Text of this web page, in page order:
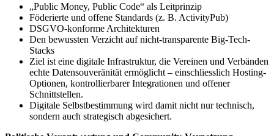
„Public Money, Public Code“ als Leitprinzip
Föderierte und offene Standards (z. B. ActivityPub)
DSGVO-konforme Architekturen
Den bewussten Verzicht auf nicht-transparente Big-Tech-
Stacks
Ziel ist eine digitale Infrastruktur, die Vereinen und Verbänden
echte Datensouveränität ermöglicht – einschliesslich Hosting-
Optionen, kontrollierbarer Integrationen und offener
Schnittstellen.
Digitale Selbstbestimmung wird damit nicht nur technisch,
sondern auch strategisch abgesichert.